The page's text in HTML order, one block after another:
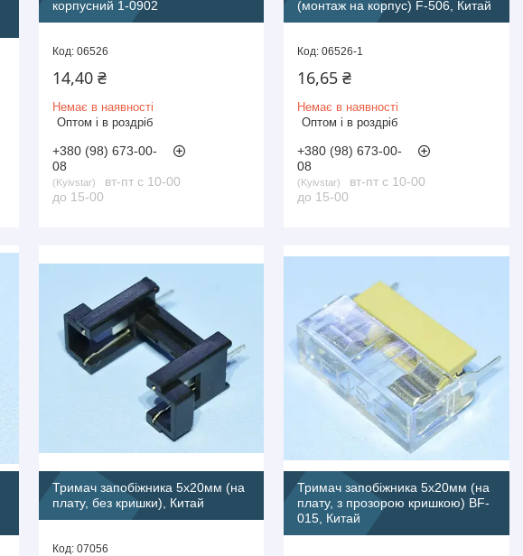
корпусний 1-0902
06526
14,40 ₴
Немає в наявності
Оптом і в роздріб
+380 (98) 673-00-
08
Kyivstar
вт-пт с 10-00
до 15-00
(монтаж на корпус) F-506, Китай
06526-1
16,65 ₴
Немає в наявності
Оптом і в роздріб
+380 (98) 673-00-
08
Kyivstar
вт-пт с 10-00
до 15-00
Тримач запобіжника 5х20мм (на
плату, без кришки), Китай
07056
Тримач запобіжника 5х20мм (на
плату, з прозорою кришкою) BF-
015, Китай